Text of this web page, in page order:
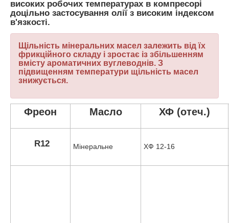
високих робочих температурах в компресорі
доцільно застосування олії з високим індексом
в'язкості.
Щільність мінеральних масел залежить від їх
фрикційного складу і зростає із збільшенням
вмісту ароматичних вуглеводнів. З
підвищенням температури щільність масел
знижується.
Фреон Масло ХФ (отеч.)
R12 Мінеральне ХФ 12-16